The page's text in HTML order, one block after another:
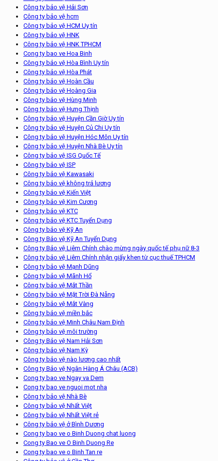
Công ty bảo vệ Hải Sơn
Công ty bảo vệ hcm
Công ty bảo vệ HCM Uy tín
Công ty bảo vệ HNK
Công ty bảo vệ HNK TPHCM
Cong ty bao ve Hoa Binh
Công ty bảo vệ Hòa Bình Uy tín
Công ty bảo vệ Hòa Phát
Công ty bảo vệ Hoàn Cầu
Công ty bảo vệ Hoàng Gia
Công ty bảo vệ Hùng Minh
Công ty bảo vệ Hưng Thịnh
Công ty bảo vệ Huyện Cần Giờ Uy tín
Công ty bảo vệ Huyện Củ Chi Uy tín
Công ty bảo vệ Huyện Hóc Môn Uy tín
Công ty bảo vệ Huyện Nhà Bè Uy tín
Công ty bảo vệ ISG Quốc Tế
Công ty bảo vệ ISP
Công ty bảo vệ Kawasaki
Công ty bảo vệ không trả lương
Công ty bảo vệ Kiến Việt
Công ty bảo vệ Kim Cương
Công ty bảo vệ KTC
Công ty bảo vệ KTC Tuyển Dụng
Công ty bảo vệ Kỹ An
Công ty Bảo vệ Kỹ An Tuyển Dụng
Công ty Bảo vệ Liêm Chính chào mừng ngày quốc tế phụ nữ 8-3
Công ty bảo vệ Liêm Chính nhận giấy khen từ cục thuế TPHCM
Công ty bảo vệ Mạnh Dũng
Công ty bảo vệ Mãnh Hổ
Công ty bảo vệ Mắt Thần
Công ty bảo vệ Mặt Trời Đà Nẵng
Công ty bảo vệ Mắt Vàng
Công ty bảo vệ miền bắc
Công ty bảo vệ Minh Châu Nam Định
Công ty bảo vệ môi trường
Công ty Bảo vệ Nam Hải Sơn
Công ty bảo vệ Nam Kỳ
Công ty bảo vệ nào lương cao nhất
Công ty Bảo vệ Ngân Hàng Á Châu (ACB)
Cong ty bao ve Ngay va Dem
Cong ty bao ve nguoi mot nha
Công ty bảo vệ Nhà Bè
Công ty bảo vệ Nhất Việt
Công ty bảo vệ Nhất Việt rẻ
Công ty bảo vệ ở Bình Dương
Cong ty bao ve o Binh Duong chat luong
Cong ty Bao ve O Binh Duong Re
Cong ty bao ve o Binh Tan re